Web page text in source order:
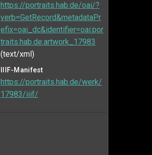
https://portraits.hab.de/oai/?
verb=GetRecord&metadataPr
efix=oai_dc&identifier=oai:por
traits.hab.de:artwork_17983
(text/xml)
IIIF-Manifest
https://portraits.hab.de/werk/
17983/iiif/